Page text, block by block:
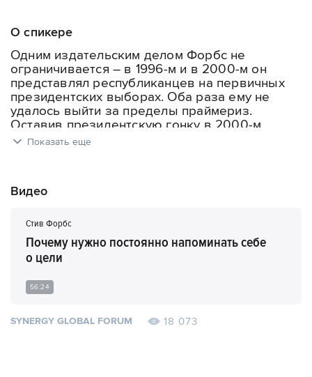
О спикере
Одним издательским делом Форбс не
ограничивается – в 1996-м и в 2000-м он
представлял республиканцев на первичных
президентских выборах. Оба раза ему не
удалось выйти за пределы праймериз.
Оставив президентскую гонку в 2000-м,
Форбс вернулся к руководству журналом и
Стив не закончил – так, в декабре 2006-го он
американской организации "FreedomWorks",
занимающейся вопросами здравоохранения.
Показать еще
Видео
Стив Форбс
Почему нужно постоянно напоминать себе
о цели
56:24
SYNERGY GLOBAL FORUM 18 073